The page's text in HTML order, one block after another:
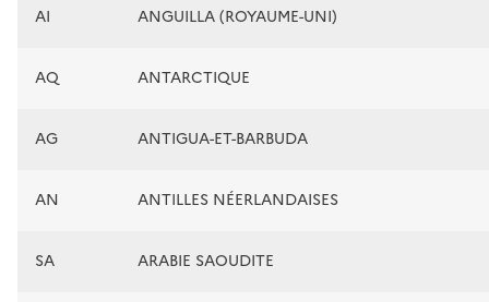
AI ANGUILLA (ROYAUME-UNI)
AQ ANTARCTIQUE
AG ANTIGUA-ET-BARBUDA
AN ANTILLES NÉERLANDAISES
SA ARABIE SAOUDITE